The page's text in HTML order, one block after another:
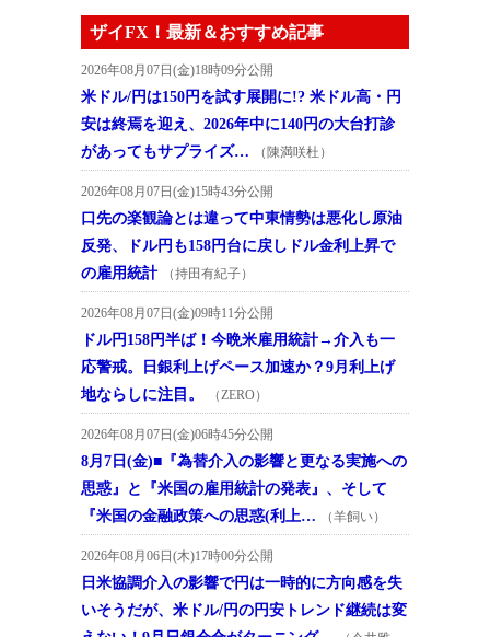
ザイFX！最新＆おすすめ記事
2026年08月07日(金)18時09分公開
米ドル/円は150円を試す展開に!? 米ドル高・円
安は終焉を迎え、2026年中に140円の大台打診
があってもサプライズ…
（陳満咲杜）
2026年08月07日(金)15時43分公開
口先の楽観論とは違って中東情勢は悪化し原油
反発、ドル円も158円台に戻しドル金利上昇で
の雇用統計
（持田有紀子）
2026年08月07日(金)09時11分公開
ドル円158円半ば！今晩米雇用統計→介入も一
応警戒。日銀利上げペース加速か？9月利上げ
地ならしに注目。
（ZERO）
2026年08月07日(金)06時45分公開
8月7日(金)■『為替介入の影響と更なる実施への
思惑』と『米国の雇用統計の発表』、そして
『米国の金融政策への思惑(利上…
（羊飼い）
2026年08月06日(木)17時00分公開
日米協調介入の影響で円は一時的に方向感を失
いそうだが、米ドル/円の円安トレンド継続は変